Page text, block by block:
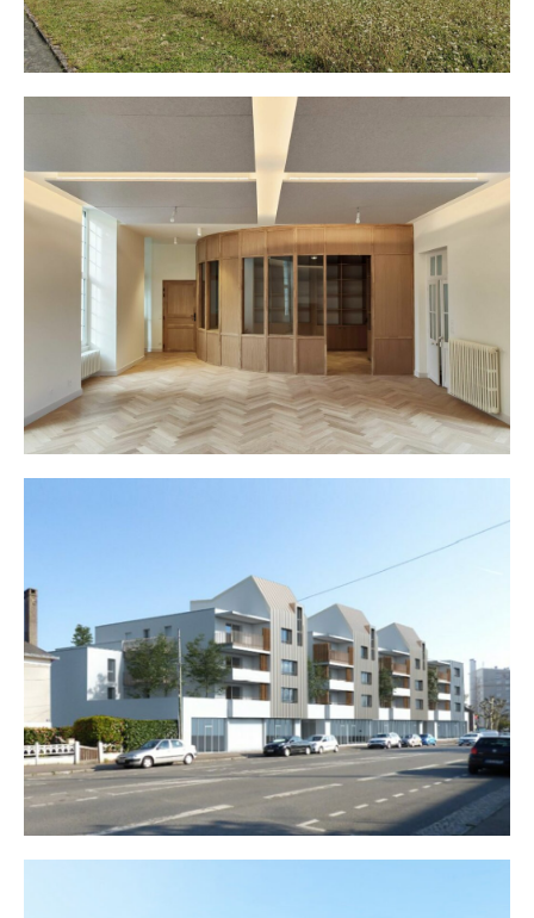
« Maison La Croix »
La Bohème